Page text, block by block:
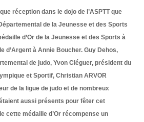
réception dans le dojo de l’ASPTT que
de la Jeunesse et des Sports
d’Or de la Jeunesse et des Sports à
d’Argent à Annie Boucher. Guy Dehos,
de judo, Yvon Cléguer, président du
et Sportif, Christian ARVOR
de la ligue de judo et de nombreux
aussi présents pour fêter cet
cette médaille d’Or récompense un